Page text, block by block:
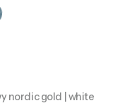
nordic gold | white